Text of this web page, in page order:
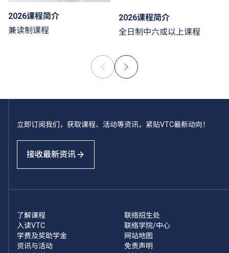
2026课程简介
兼读制课程
2026课程简介
全日制中六或以上课程
立即订阅我们，获取课程、活动等资讯，紧贴VTC最新动向！
接收最新资讯
了解课程
入读VTC
学费及奖助学金
资讯与活动
联络招生处
联络学院/中心
网站地图
免责声明